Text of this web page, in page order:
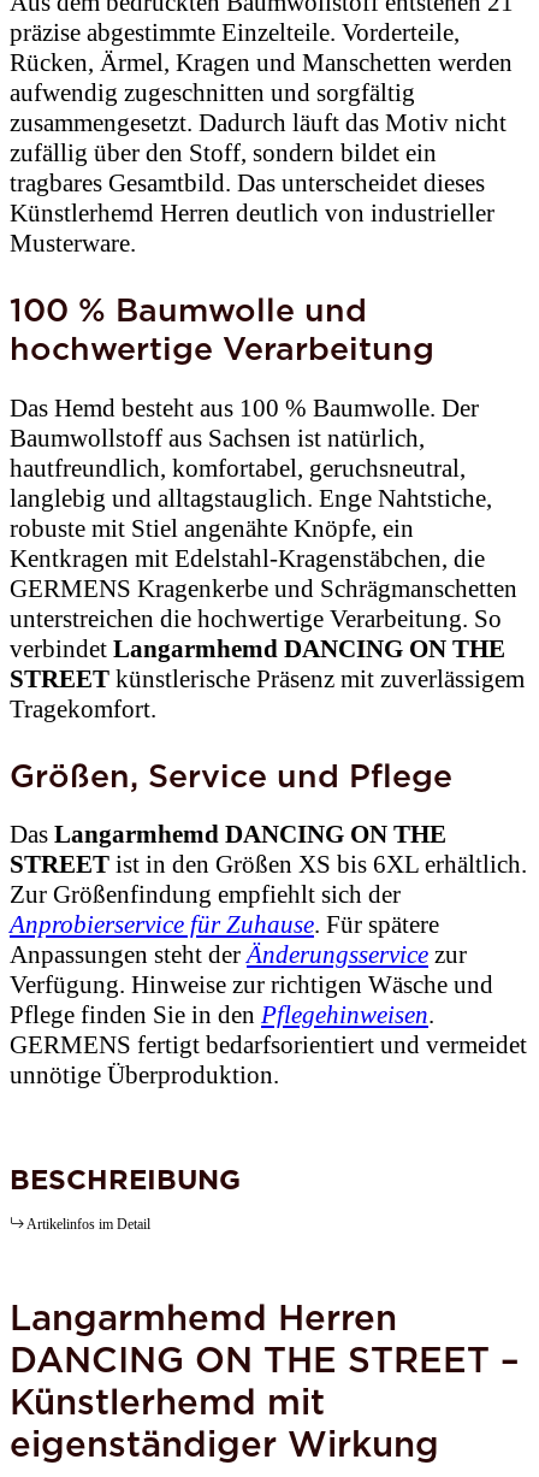
präzise abgestimmte Einzelteile. Vorderteile,
Rücken, Ärmel, Kragen und Manschetten werden
aufwendig zugeschnitten und sorgfältig
zusammengesetzt. Dadurch läuft das Motiv nicht
zufällig über den Stoff, sondern bildet ein
tragbares Gesamtbild. Das unterscheidet dieses
Künstlerhemd Herren deutlich von industrieller
Musterware.
100 % Baumwolle und
hochwertige Verarbeitung
Das Hemd besteht aus 100 % Baumwolle. Der
Baumwollstoff aus Sachsen ist natürlich,
hautfreundlich, komfortabel, geruchsneutral,
langlebig und alltagstauglich. Enge Nahtstiche,
robuste mit Stiel angenähte Knöpfe, ein
Kentkragen mit Edelstahl-Kragenstäbchen, die
GERMENS Kragenkerbe und Schrägmanschetten
unterstreichen die hochwertige Verarbeitung. So
verbindet Langarmhemd DANCING ON THE
STREET künstlerische Präsenz mit zuverlässigem
Tragekomfort.
Größen, Service und Pflege
Das Langarmhemd DANCING ON THE
STREET ist in den Größen XS bis 6XL erhältlich.
Zur Größenfindung empfiehlt sich der
Anprobierservice für Zuhause. Für spätere
Anpassungen steht derÄnderungsservice zur
Verfügung. Hinweise zur richtigen Wäsche und
Pflege finden Sie in den Pflegehinweisen.
GERMENS fertigt bedarfsorientiert und vermeidet
unnötige Überproduktion.
BESCHREIBUNG
Artikelinfos im Detail
Langarmhemd Herren
DANCING ON THE STREET –
Künstlerhemd mit
eigenständiger Wirkung